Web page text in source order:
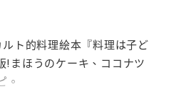
ト的料理絵本『料理は子ど
!まほうのケーキ、ココナツ
。